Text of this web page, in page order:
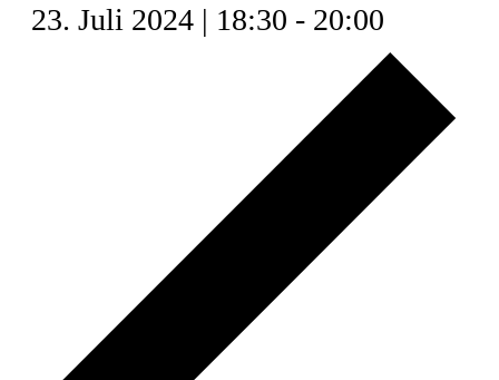
23. Juli 2024 | 18:30 - 20:00